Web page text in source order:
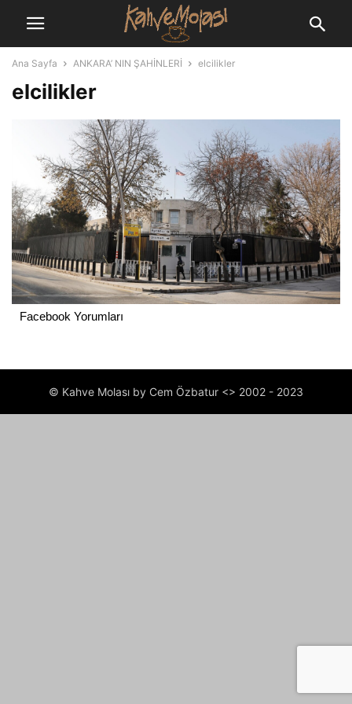
Ana Sayfa ANKARA’ NIN ŞAHİNLERİ elcilikler
elcilikler
Facebook Yorumları
© Kahve Molası by Cem Özbatur <> 2002 - 2023